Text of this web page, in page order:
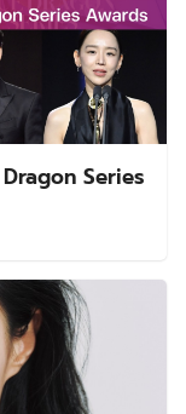
Series